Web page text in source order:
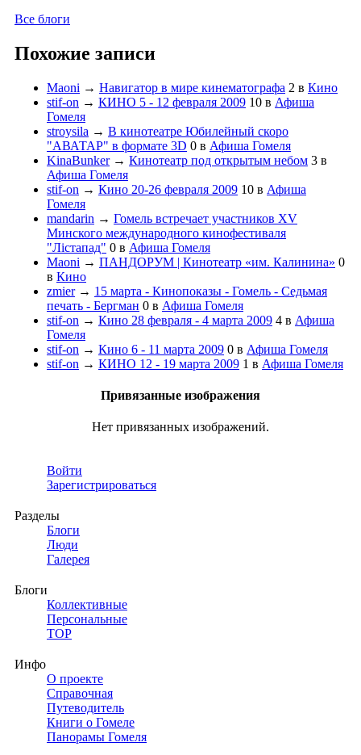
Все блоги
Похожие записи
Maoni → Навигатор в мире кинематографа 2 в Кино
stif-on → КИНО 5 - 12 февраля 2009 10 в Афиша
Гомеля
stroysila → В кинотеатре Юбилейный скоро
"АВАТАР" в формате 3D 0 в Афиша Гомеля
KinaBunker→ Кинотеатр под открытым небом 3 в
Афиша Гомеля
stif-on → Кино 20-26 февраля 2009 10 в Афиша
Гомеля
mandarin → Гомель встречает участников XV
Минского международного кинофестиваля
"Лiстапад" 0 в Афиша Гомеля
Maoni → ПАНДОРУМ | Кинотеатр «им. Калинина» 0
в Кино
zmier→ 15 марта - Кинопоказы - Гомель - Седьмая
печать - Бергман 0 в Афиша Гомеля
stif-on → Кино 28 февраля - 4 марта 2009 4 в Афиша
Гомеля
stif-on → Кино 6 - 11 марта 2009 0 в Афиша Гомеля
stif-on → КИНО 12 - 19 марта 2009 1 в Афиша Гомеля
Привязанные изображения
Нет привязанных изображений.
Войти
Зарегистрироваться
Разделы
Блоги
Люди
Галерея
Блоги
Коллективные
Персональные
TOP
Инфо
О проекте
Справочная
Путеводитель
Книги о Гомеле
Панорамы Гомеля